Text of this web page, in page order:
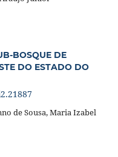
BOSQUE DE
DO ESTADO DO
de Sousa, Maria Izabel